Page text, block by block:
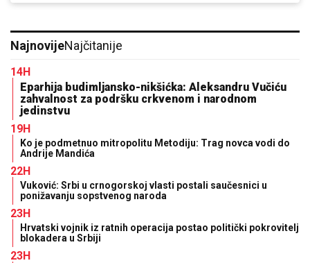
NajnovijeNajčitanije
14H
Eparhija budimljansko-nikšićka: Aleksandru Vučiću
zahvalnost za podršku crkvenom i narodnom
jedinstvu
19H
Ko je podmetnuo mitropolitu Metodiju: Trag novca vodi do
Andrije Mandića
22H
Vuković: Srbi u crnogorskoj vlasti postali saučesnici u
ponižavanju sopstvenog naroda
23H
Hrvatski vojnik iz ratnih operacija postao politički pokrovitelj
blokadera u Srbiji
23H